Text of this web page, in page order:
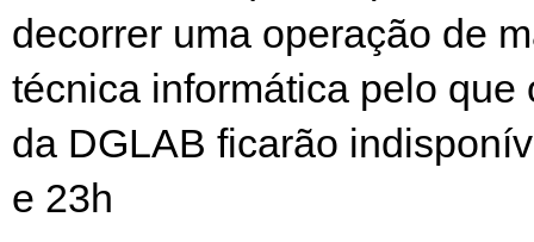
decorrer uma operação de
técnica informática pelo que
da DGLAB ficarão
e 23h